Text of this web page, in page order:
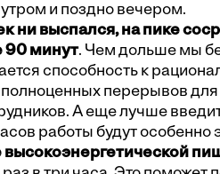
и поздно вечером.
ни выспался, на пике
90 минут. Чем дольше мы
способность к
перерывов для
А еще лучше
работы будут
высокоэнергетической